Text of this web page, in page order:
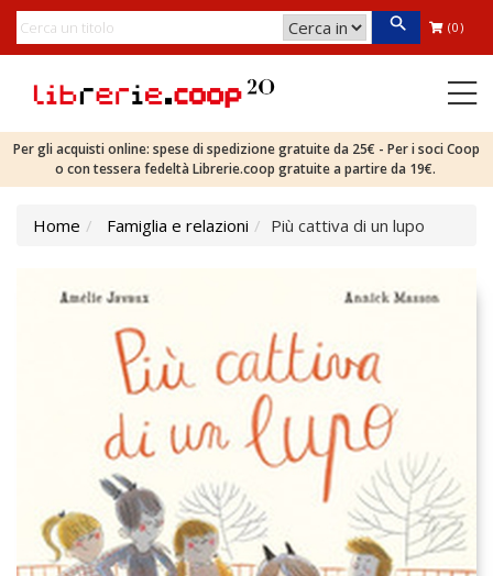
(0)
Per gli acquisti online: spese di spedizione gratuite da 25€ - Per i soci Coop
o con tessera fedeltà Librerie.coop gratuite a partire da 19€.
Home Famiglia e relazioni Più cattiva di un lupo